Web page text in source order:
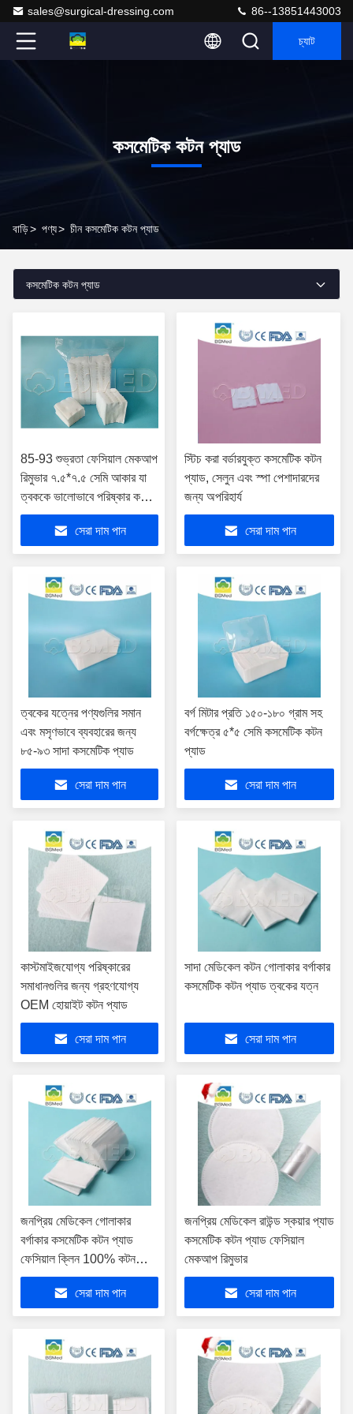
sales@surgical-dressing.com 86--13851443003
চ্যাট
কসমেটিক কটন প্যাড
বাড়ি> পণ্য> চীন কসমেটিক কটন প্যাড
কসমেটিক কটন প্যাড
85-93 শুভ্রতা ফেসিয়াল মেকআপ
রিমুভার ৭.৫*৭.৫ সেমি আকার যা
ত্বককে ভালোভাবে পরিষ্কার করে
এবং সতেজ করে
সেরা দাম পান
স্টিচ করা বর্ডারযুক্ত কসমেটিক কটন
প্যাড, সেলুন এবং স্পা পেশাদারদের
জন্য অপরিহার্য
সেরা দাম পান
ত্বকের যত্নের পণ্যগুলির সমান
এবং মসৃণভাবে ব্যবহারের জন্য
৮৫-৯৩ সাদা কসমেটিক প্যাড
সেরা দাম পান
বর্গ মিটার প্রতি ১৫০-১৮০ গ্রাম সহ
বর্গক্ষেত্র ৫*৫ সেমি কসমেটিক কটন
প্যাড
সেরা দাম পান
কাস্টমাইজযোগ্য পরিষ্কারের
সমাধানগুলির জন্য গ্রহণযোগ্য
OEM হোয়াইট কটন প্যাড
সেরা দাম পান
সাদা মেডিকেল কটন গোলাকার বর্গাকার
কসমেটিক কটন প্যাড ত্বকের যত্ন
সেরা দাম পান
জনপ্রিয় মেডিকেল গোলাকার
বর্গাকার কসমেটিক কটন প্যাড
ফেসিয়াল ক্লিন 100% কটন
মেকআপ প্যাড ফেসিয়াল মেকআপ
সেরা দাম পান
জনপ্রিয় মেডিকেল রাউন্ড স্কয়ার প্যাড
কসমেটিক কটন প্যাড ফেসিয়াল
মেকআপ রিমুভার
সেরা দাম পান